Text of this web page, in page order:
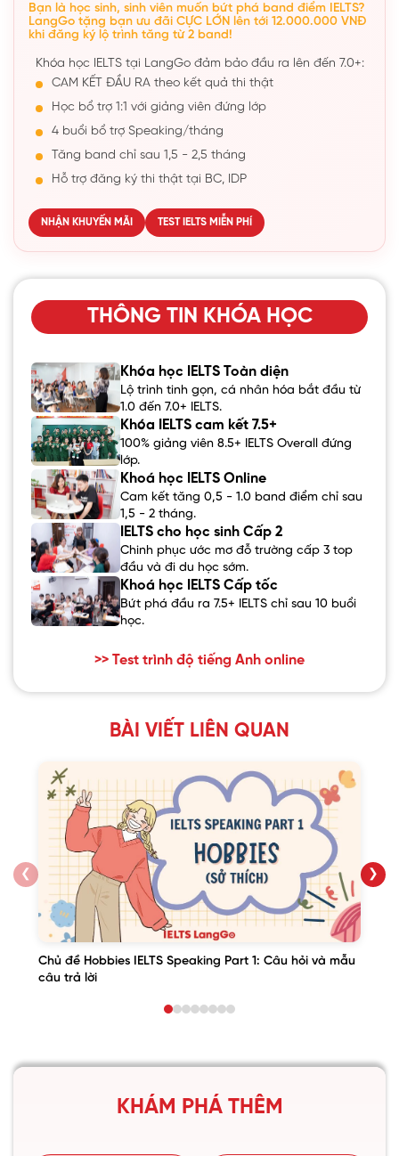
Bạn là học sinh, sinh viên muốn bứt phá band điểm IELTS?
LangGo tặng bạn ưu đãi CỰC LỚN lên tới 12.000.000 VNĐ
khi đăng ký lộ trình tăng từ 2 band!
Khóa học IELTS tại LangGo đảm bảo đầu ra lên đến 7.0+:
CAM KẾT ĐẦU RA theo kết quả thi thật
Học bổ trợ 1:1 với giảng viên đứng lớp
4 buổi bổ trợ Speaking/tháng
Tăng band chỉ sau 1,5 - 2,5 tháng
Hỗ trợ đăng ký thi thật tại BC, IDP
NHẬN KHUYẾN MÃI TEST IELTS MIỄN PHÍ
THÔNG TIN KHÓA HỌC
Khóa học IELTS Toàn diện
Lộ trình tinh gọn, cá nhân hóa bắt đầu từ
1.0 đến 7.0+ IELTS.
Khóa IELTS cam kết 7.5+
100% giảng viên 8.5+ IELTS Overall đứng
lớp.
Khoá học IELTS Online
Cam kết tăng 0,5 - 1.0 band điểm chỉ sau
1,5 - 2 tháng.
IELTS cho học sinh Cấp 2
Chinh phục ước mơ đỗ trường cấp 3 top
đầu và đi du học sớm.
Khoá học IELTS Cấp tốc
Bứt phá đầu ra 7.5+ IELTS chỉ sau 10 buổi
học.
>> Test trình độ tiếng Anh online
BÀI VIẾT LIÊN QUAN
❮
Chủ đề Hobbies IELTS Speaking Part 1: Câu hỏi và mẫu
câu trả lời
❯
KHÁM PHÁ THÊM